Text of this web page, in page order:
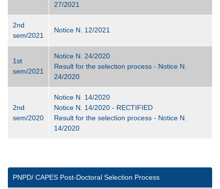
27/2021
2nd
sem/2021
Notice N. 12/2021
1st
sem/2021
Notice N. 24/2020
Result for the selection process - Notice N.
24/2020
2nd
sem/2020
Notice N. 14/2020
Notice N. 14/2020 - RECTIFIED
Result for the selection process - Notice N.
14/2020
PNPD/ CAPES Post-Doctoral Selection Process